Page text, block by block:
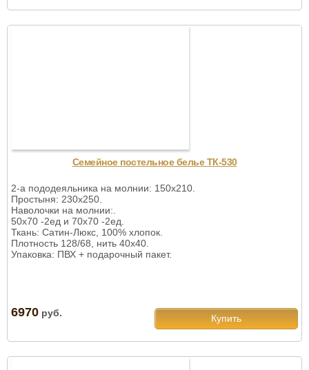
Семейное постельное белье ТК-530
2-а пододеяльника на молнии: 150х210.
Простыня: 230х250.
Наволочки на молнии:.
50х70 -2ед и 70х70 -2ед.
Ткань: Сатин-Люкс, 100% хлопок.
Плотность 128/68, нить 40х40.
Упаковка: ПВХ + подарочный пакет.
6970 руб. Купить